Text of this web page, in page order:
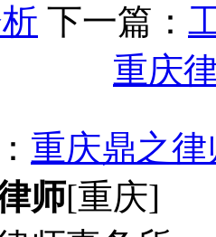
下一篇：
重庆
重庆鼎之
师[重庆]